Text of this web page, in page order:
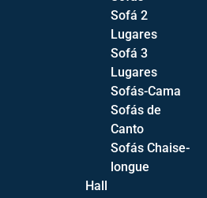
PROJETOS DE
ENTREGA GRATUITA
Sofá 2
Lugares
Sofá 3
Lugares
Sofás-Cama
Sofás de
Canto
Sofás Chaise-
longue
Hall